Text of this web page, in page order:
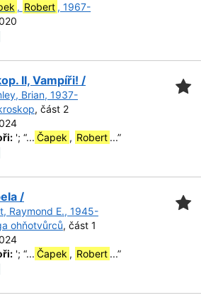
, Robert , 1967-
II, Vampíři! /
Brian, 1937-
, část 2
'; “... Čapek , Robert ...”
/
Raymond E., 1945-
ohňotvůrců, část 1
'; “... Čapek , Robert ...”